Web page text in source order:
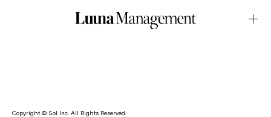
佐藤さきが在型プライベートウェディング会場・MAYAのウエ
ディングプランビジュアルを務めました。
Copyright © Sol Inc. All Rights Reserved.